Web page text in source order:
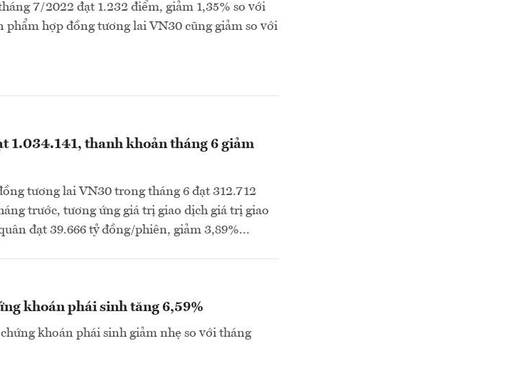
7/2022 đạt 1.232 điểm, giảm 1,35% so với
hợp đồng tương lai VN30 cũng giảm so với
1.034.141, thanh khoản tháng 6 giảm
tương lai VN30 trong tháng 6 đạt 312.712
trước, tương ứng giá trị giao dịch giá trị giao
đạt 39.666 tỷ đồng/phiên, giảm 3,89%...
khoán phái sinh tăng 6,59%
khoán phái sinh giảm nhẹ so với tháng